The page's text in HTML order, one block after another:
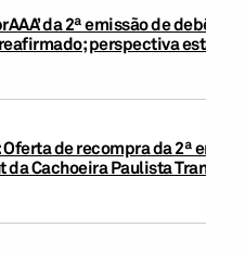
da 2ª emissão de
perspectiva estável.
de recompra da 2ª
da Cachoeira Paulista